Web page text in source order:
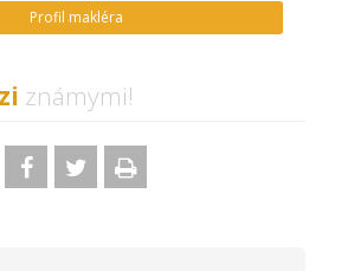
Profil makléra
známymi!